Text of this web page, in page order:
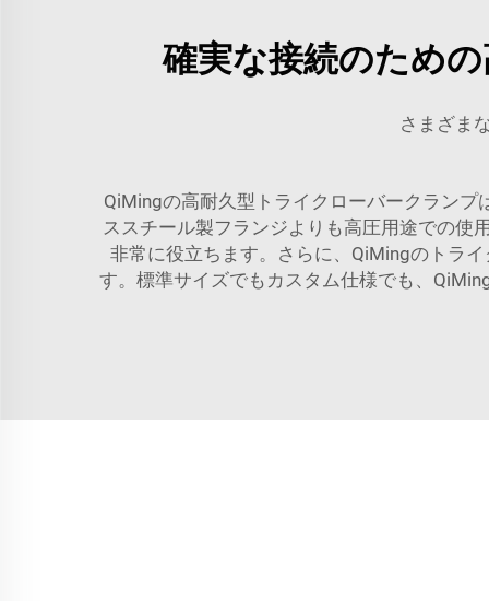
確実な接続のため
さまざま
QiMingの高耐久型トライクローバークラン
ススチール製フランジよりも高圧用途での使
非常に役立ちます。さらに、QiMingのトラ
す。標準サイズでもカスタム仕様でも、